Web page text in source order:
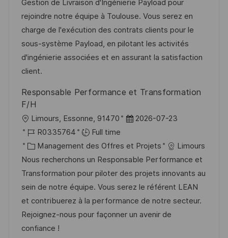
i
s
a
t
i
o
’
a
f
f
i
a
r
e
n
c
e
d
p
t
é
g
o
r
i
e
Gestion de Livraison d'Ingénierie Payload pour
rejoindre notre équipe à Toulouse. Vous serez en
charge de l'exécution des contrats clients pour le
sous-système Payload, en pilotant les activités
d'ingénierie associées et en assurant la satisfaction
client.
Responsable Performance et Transformation
F/H
o
c
a
l
i
s
a
t
Limours, Essonne, 91470
D
t
e
d
’
a
f
2026-07-23
R
é
f
é
r
e
n
c
R0335764
Full time
C
a
t
é
g
o
r
Management des Offres et Projets
Limours
Nous recherchons un Responsable Performance et
Transformation pour piloter des projets innovants au
sein de notre équipe. Vous serez le référent LEAN
et contribuerez à la performance de notre secteur.
Rejoignez-nous pour façonner un avenir de
confiance !